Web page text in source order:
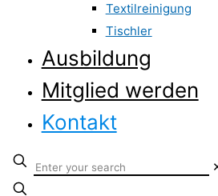
Textilreinigung
Tischler
Ausbildung
Mitglied werden
Kontakt